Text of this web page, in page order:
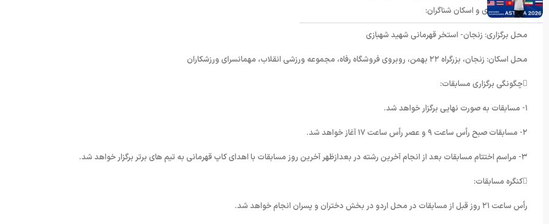
محل برگزاری و اسکان شناگران:
محل برگزاری: زنجان- استخر قهرمانی شهید شهبازی
محل اسکان: زنجان، بزرگراه ٢٢ بهمن، روبروی فروشگاه رفاه، مجموعه ورزشی انقلاب، مهمانسرای ورزشکاران
چگونگی برگزاری مسابقات:
١- مسابقات به صورت نهایی برگزار خواهد شد.
٢- مسابقات صبح رأس ساعت ٩ و عصر رأس ساعت ١٧ آغاز خواهد شد.
٣- مراسم اختتام مسابقات بعد از انجام آخرین رشته در بعدازظهر آخرین روز مسابقات با اهدای کاپ قهرمانی به تیم های برتر برگزار خواهد شد.
کنگره مسابقات:
رأس ساعت ٢١ روز قبل از مسابقات در محل اردو در بخش دختران و پسران انجام خواهد شد.